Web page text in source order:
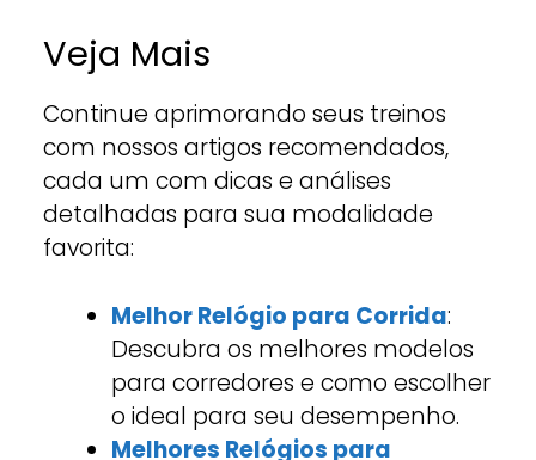
Veja Mais
Continue aprimorando seus treinos
com nossos artigos recomendados,
cada um com dicas e análises
detalhadas para sua modalidade
favorita:
Melhor Relógio para Corrida:
Descubra os melhores modelos
para corredores e como escolher
o ideal para seu desempenho.
Melhores Relógios para